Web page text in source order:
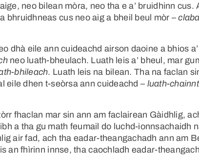
neo bilean mòra, neo tha e a’ bruidhinn cus.
bhruidhneas cus neo aig a bheil beul mòr –
dhà eile ann cuideachd airson daoine a bhios
neo luath-bheulach. Luath leis a’ bheul, mar
bhileach. Luath leis na bilean. Tha na faclan
eile dhen t-seòrsa ann cuideachd – luath-
fhaclan mar sin ann am faclairean Gàidhlig,
a tha gu math feumail do luchd-ionnsachaidh
air fad, ach tha eadar-theangachadh ann am
an fhìrinn innse, tha caochladh eadar-